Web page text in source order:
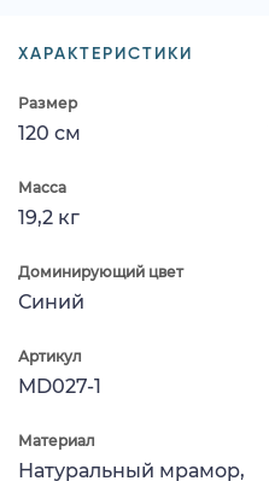
ХАРАКТЕРИСТИКИ
Размер
120 см
Масса
19,2 кг
Доминирующий цвет
Синий
Артикул
MD027-1
Материал
Натуральный мрамор,